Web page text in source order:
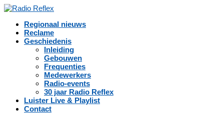
Regionaal nieuws
Reclame
Geschiedenis
Inleiding
Gebouwen
Frequenties
Medewerkers
Radio-events
30 jaar Radio Reflex
Luister Live & Playlist
Contact